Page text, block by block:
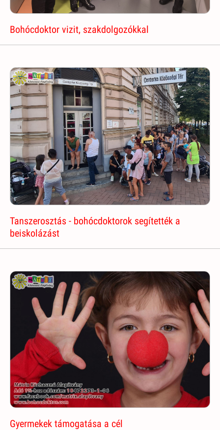
Bohócdoktor vizit, szakdolgozókkal
Tanszerosztás - bohócdoktorok segítették a
beiskolázást
Gyermekek támogatása a cél